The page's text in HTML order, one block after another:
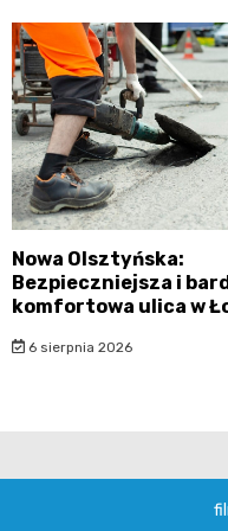
Nowa Olsztyńska:
Bezpieczniejsza i
komfortowa ulica w
6 sierpnia 2026